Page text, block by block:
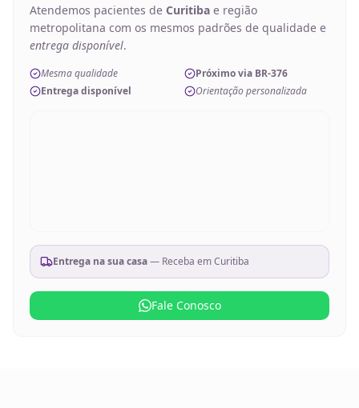
Atendemos pacientes de Curitiba e região
metropolitana com os mesmos padrões de qualidade e
entrega disponível.
Mesma qualidade
Próximo via BR-376
Entrega disponível
Orientação personalizada
Entrega na sua casa— Receba emCuritiba
Fale Conosco